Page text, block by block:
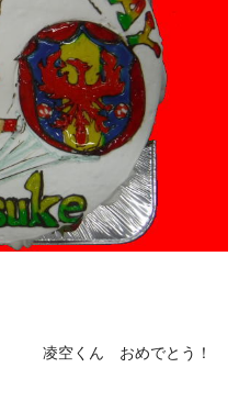
凌空くん おめでとう！